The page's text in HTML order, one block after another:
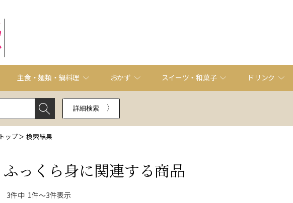
主食・麺類・鍋料理 おかず スイーツ・和菓子 ドリンク
詳細検索
トップ＞ 検索結果
ふっくら身に関連する商品
3件中 1件～3件表示